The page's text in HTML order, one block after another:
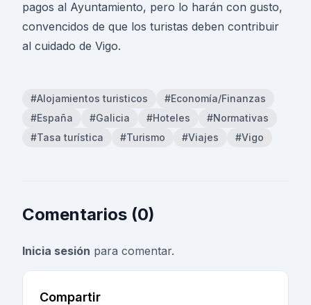
pagos al Ayuntamiento, pero lo harán con gusto,
convencidos de que los turistas deben contribuir
al cuidado de Vigo.
#Alojamientos turisticos
#Economía/Finanzas
#España
#Galicia #Hoteles
#Normativas
#Tasa turística
#Turismo #Viajes #Vigo
Comentarios (0)
Inicia sesión para comentar.
Compartir